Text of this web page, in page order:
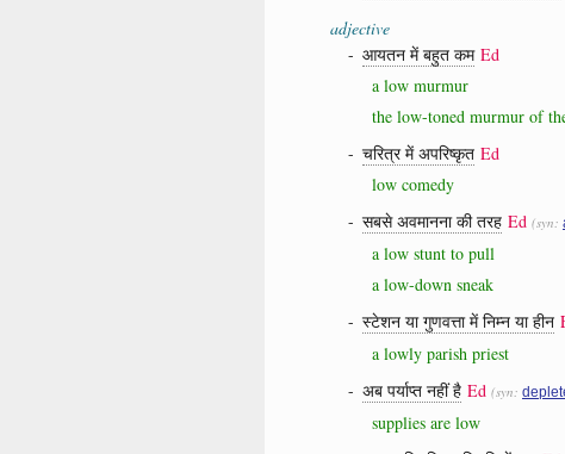
adjective
- आयतन में बहुत कम Ed
a low murmur
the low-toned murmur of
- चरित्र में अपरिष्कृत Ed
low comedy
- सबसे अवमानना ​​की तरह Ed (syn:
a low stunt to pull
a low-down sneak
- स्टेशन या गुणवत्ता में निम्न या हीन
a lowly parish priest
- अब पर्याप्त नहीं है Ed (syn:
supplies are low